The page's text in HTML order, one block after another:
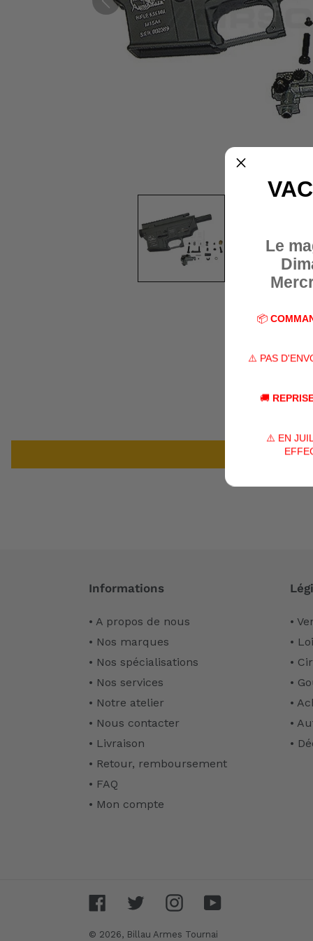
Informations
• A propos de nous
• Nos marques
• Nos spécialisations
• Nos services
• Notre atelier
• Nous contacter
• Livraison
• Retour, remboursement
• FAQ
• Mon compte
•
•
•
•
•
•
•
FacebookTwitterInstagram
© 2026, Billau Armes Tournai
Le
📦
⚠️ PAS
🚚
⚠️ EN